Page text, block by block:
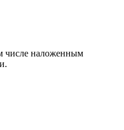
числе наложенным